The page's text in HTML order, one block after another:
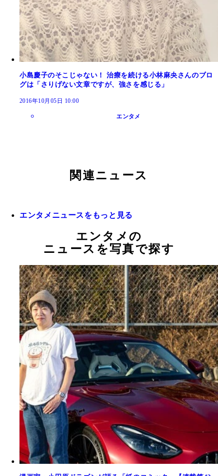
小島慶子のそこじゃない！ 治療を続ける小林麻央さんのブロ
グは「さりげない文章ですが、強さを感じる」
2016年10月05日 10:00
エンタメ
関連ニュース
エンタメニュースをもっと見る
エンタメの
ニュースを写真で探す